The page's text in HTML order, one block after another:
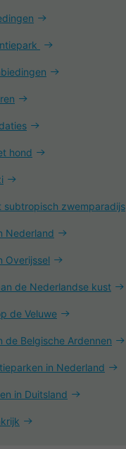
hond
subtropisch zwemparadijs
Nederland
Overijssel
de Nederlandse kust
de Veluwe
de Belgische Ardennen
in Nederland
in Duitsland